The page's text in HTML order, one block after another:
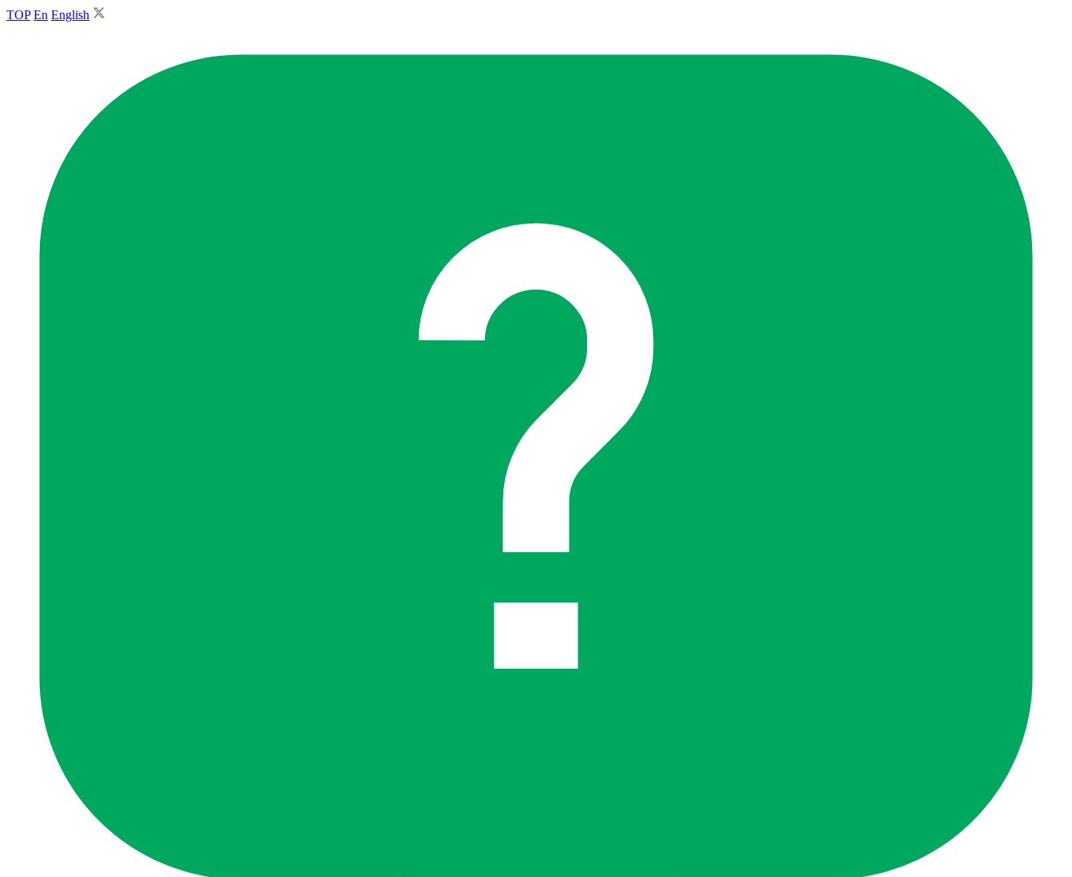
TOP En English